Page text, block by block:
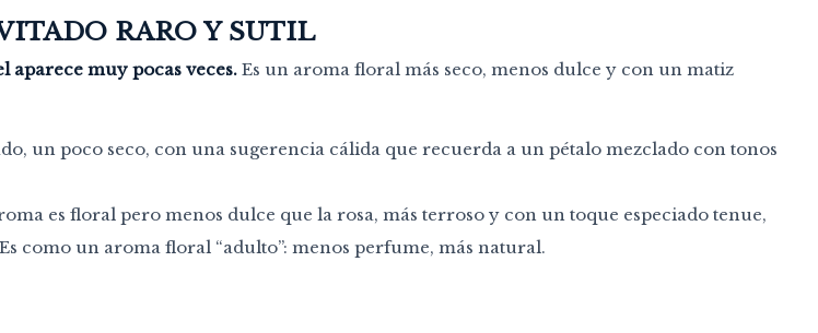
RARO Y SUTIL
aparece muy pocas veces. Es un aroma floral más seco, menos dulce y con un matiz
un poco seco, con una sugerencia cálida que recuerda a un pétalo mezclado con tonos
es floral pero menos dulce que la rosa, más terroso y con un toque especiado tenue,
como un aroma floral “adulto”: menos perfume, más natural.